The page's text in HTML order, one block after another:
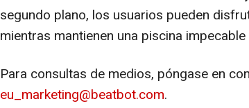
segundo plano, los usuarios pueden
mientras mantienen una piscina
Para consultas de medios, póngase en
eu_marketing@beatbot.com.